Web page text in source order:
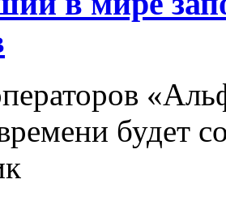
будет